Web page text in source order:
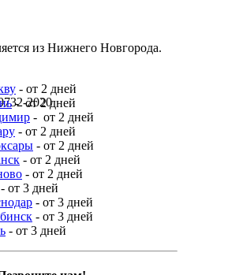
2020
из Нижнего Новгорода.
- от 2 дней
- от 2 дней
- от 2 дней
- от 2 дней
- от 2 дней
- от 2 дней
- от 2 дней
- от 3 дней
- от 3 дней
- от 3 дней
- от 3 дней